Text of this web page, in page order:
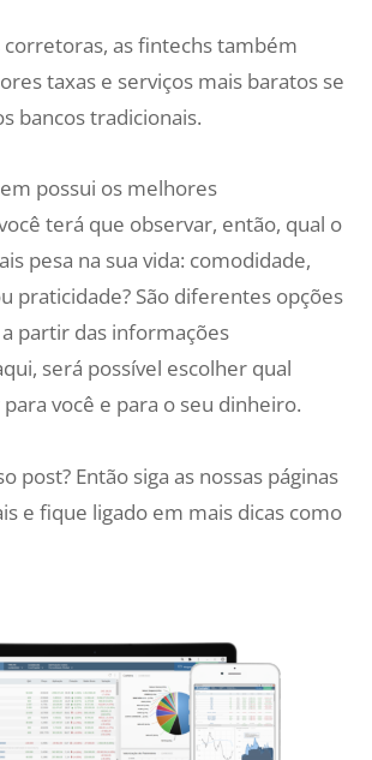
corretoras, as fintechs também
taxas e serviços mais baratos se
bancos tradicionais.
possui os melhores
terá que observar, então, qual o
pesa na sua vida: comodidade,
praticidade? São diferentes opções
partir das informações
será possível escolher qual
você e para o seu dinheiro.
post? Então siga as nossas páginas
e fique ligado em mais dicas como